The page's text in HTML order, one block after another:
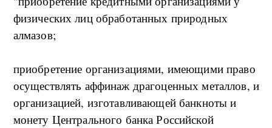
физических лиц обработанных природных
алмазов;
приобретение организациями, имеющими право
осуществлять аффинаж драгоценных металлов, и
организацией, изготавливающей банкноты и
монету Центрального банка Российской